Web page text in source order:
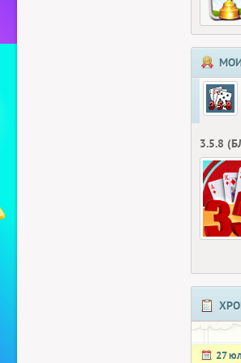
3.5.8
27